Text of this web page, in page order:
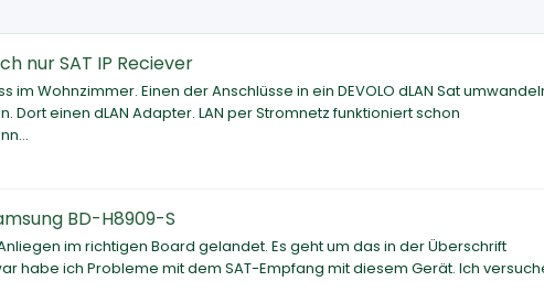
nur SAT IP Reciever
Wohnzimmer. Einen der Anschlüsse in ein DEVOLO dLAN Sat
einen dLAN Adapter. LAN per Stromnetz funktioniert schon
BD-H8909-S
im richtigen Board gelandet. Es geht um das in der Überschrift
habe ich Probleme mit dem SAT-Empfang mit diesem Gerät. Ich